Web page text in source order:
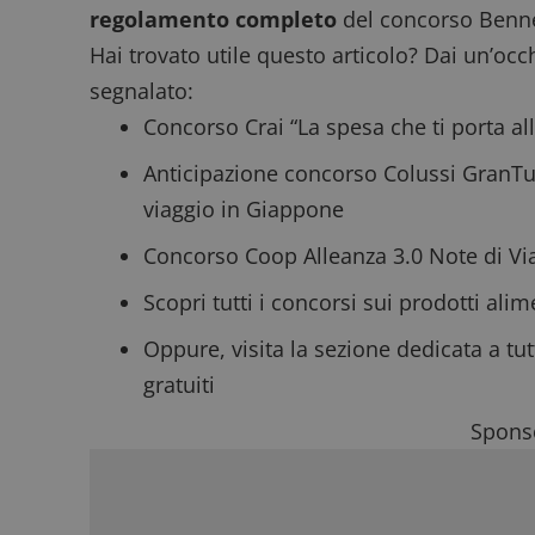
regolamento completo del concorso
Hai trovato utile questo articolo? Dai
segnalato:
Concorso Crai “La spesa che ti porta
Anticipazione concorso Colussi
viaggio in Giappone
Concorso Coop Alleanza 3.0 Note di
Scopri tutti i concorsi sui prodotti
Oppure, visita la sezione dedicata a
gratuiti
_pk_id.1.938b
Nome